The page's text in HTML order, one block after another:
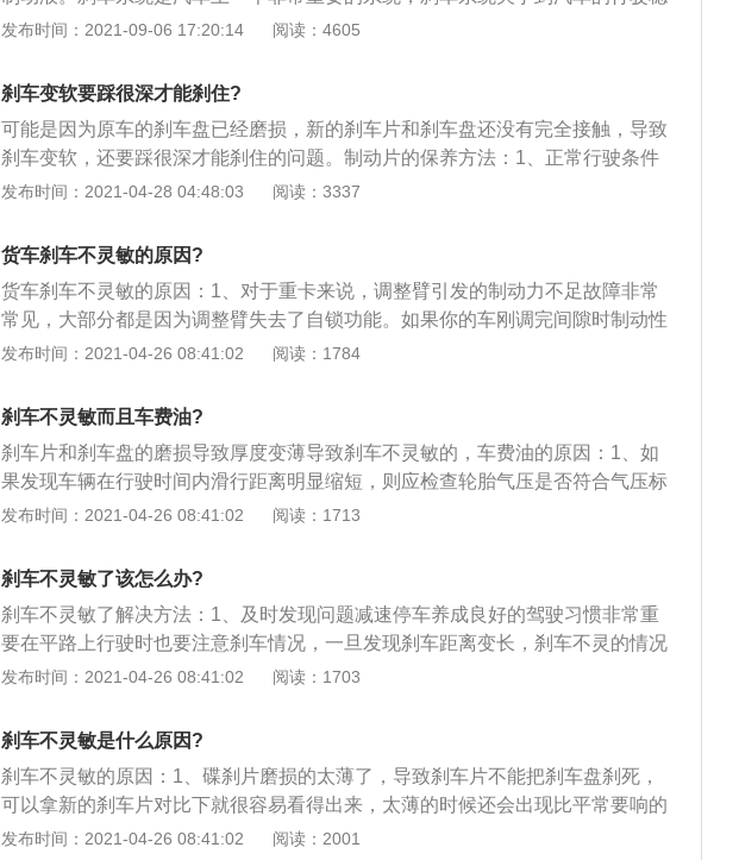
除雾、胎压监测系统、BOSCH刹车优先系统、后排空调出风口等多项舒适、安
全配置。
定性和行驶安全性，刹车系统的主要部件包括真空助力泵，制动总泵，制动分
驶里程的增加，刹车片和刹车盘也会不断磨损。在刹车片和刹车盘磨损到一定程
度后，就需要立即更换了。真空助力泵是用来提供助力的，这个部件可以让驾驶
员轻松踩下刹车踏板。踩下刹车踏板后，制动总泵会通过制动液来推动制动分
泵，此时制动分泵可以推动刹车片夹紧刹车盘，这样汽车就可以减速了。制动分
泵就是我们平时所说的刹车卡钳，刹车卡钳内是有很多活塞的，这些活塞的作用
的液体，如果制动液的含水量过高，会导致制动力降低，制动距离延长。在制动
液含水量达到3%时就需要立即更换了，并且在更换完制动液后一定要将刹车系统
管路内的空气排空。
发布时间：2021-09-06 17:20:14 阅读：4605
刹车变软要踩很深才能刹住?
可能是因为原车的刹车盘已经磨损，新的刹车片和刹车盘还没有完全接触，导致
刹车变软，还要踩很深才能刹住的问题。制动片的保养方法：1、正常行驶条件
下每行驶5000公里对制动蹄片检查一次，不仅要检查剩余的厚度，还要检查蹄片
立即处理；2、制动蹄片一般由铁衬板和摩擦材料两部分组成，一定不要等摩擦
材料部分都磨没了才更换蹄片；3、更换时要换原厂备件提供的刹车片，只有这
样，才能使刹车片和刹车盘之间的制动效果最好，磨损最小；4、更换完后，一
定要踩几脚刹车，以消除蹄片与制动盘的间隙，造成第一脚没刹车，易出现事
故。
发布时间：2021-04-28 04:48:03 阅读：3337
货车刹车不灵敏的原因?
货车刹车不灵敏的原因：1、对于重卡来说，调整臂引发的制动力不足故障非常
常见，大部分都是因为调整臂失去了自锁功能。如果你的车刚调完间隙时制动性
能非常好，但没跑多久性能再次出现下降，多半就是因为某些调整臂失去了自锁
是哪个已经损坏，拆下来更换即可；2、制动鼓进油导致的制动力不足现象也是
非常常见，一般出现在驱动桥部位，基本都是因为半轴油封和轮毂油封损坏，油
脂漏进制动鼓内造成的。如果漏油不太严重，只沾到了制动蹄片上，会不容易发
现。如果漏油非常严重，比如像照片中这样已经流到了刹车鼓的外部，判断起来
就很简单了；3、在这里我教给大家一个小技巧，可以用来间接判断制动鼓内有
鼓内有没有油烟或油脂烧焦的味道飘出来，如果有，基本就可以判定制动鼓内部
已经漏进了油。去修理厂清理干净并更换半轴、轮毂油封即可。
发布时间：2021-04-26 08:41:02 阅读：1784
刹车不灵敏而且车费油?
刹车片和刹车盘的磨损导致厚度变薄导致刹车不灵敏的，车费油的原因：1、如
果发现车辆在行驶时间内滑行距离明显缩短，则应检查轮胎气压是否符合气压标
准。如果轮胎充气不足，燃油消耗也会增加。提示：适时为轮胎充足气；2、检
示：必要时更换新的轮胎；3、如果在行驶或启动过程中发现车轮有异常噪音，
应及时检查轴承和制动系统有无故障。如果车轮转动不正常，会影响车速，使油
耗增加。
发布时间：2021-04-26 08:41:02 阅读：1713
刹车不灵敏了该怎么办?
刹车不灵敏了解决方法：1、及时发现问题减速停车养成良好的驾驶习惯非常重
要在平路上行驶时也要注意刹车情况，一旦发现刹车距离变长，刹车不灵的情况
要及时靠边停车或慢行，不能继续高速行驶。在高速公路上行驶的车辆，应当及
急下坡路段前，最好能轻点一下刹车，看刹车是不是好用。这时如果发现刹车失
灵，先试着拉手刹看看能否让车停下来。拉手刹时一定注意不能一下拉到底或者
拉得过快，那样容易造成手刹损坏失灵，应当缓缓用力，慢慢将手刹拉到底；
3、适当降低挡位控制车速如果手刹减速缓慢或手刹失灵，应当及时尝试使用强
制减挡（俗称抢挡）的方法用低挡位拖慢车速，使车速慢下来再配合手刹的使
发布时间：2021-04-26 08:41:02 阅读：1703
刹车不灵敏是什么原因?
刹车不灵敏的原因：1、碟刹片磨损的太薄了，导致刹车片不能把刹车盘刹死，
可以拿新的刹车片对比下就很容易看得出来，太薄的时候还会出现比平常要响的
摩擦声响，这其实就是刹车盘磨铁的原因，说明刹车片已经磨损没有了，只需要
发布时间：2021-04-26 08:41:02 阅读：2001